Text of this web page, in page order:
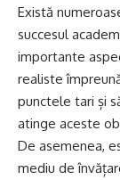
Există
succesul
importante
realiste
punctele tari și
atinge aceste
De asemenea,
mediu de